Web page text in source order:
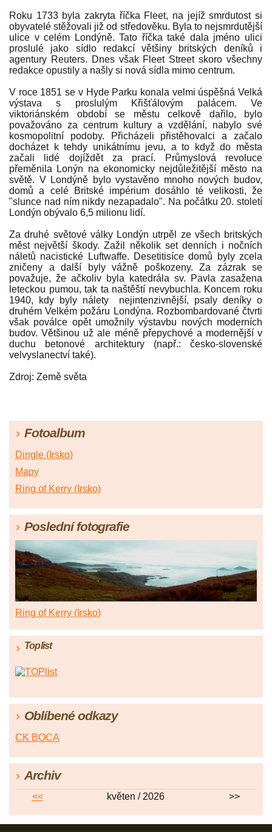
Roku 1733 byla zakryta říčka Fleet, na jejíž smrdutost si
obyvatelé stěžovali již od středověku. Byla to nejsmrdutější
ulice v celém Londýně. Tato říčka také dala jméno ulici
proslulé jako sídlo redakcí většiny britských deníků i
agentury Reuters. Dnes však Fleet Street skoro všechny
redakce opustily a našly si nová sídla mimo centrum.
V roce 1851 se v Hyde Parku konala velmi úspěšná Velká
výstava s proslulým Křišťálovým palácem. Ve
viktoriánském období se městu celkově dařilo, bylo
považováno za centrum kultury a vzdělání, nabylo své
kosmopolitní podoby. Přicházeli přistěhovalci a začalo
docházet k tehdy unikátnímu jevu, a to když do města
začali lidé dojíždět za prací. Průmyslová revoluce
přeměnila Lonýn na ekonomicky nejdůležitější město na
světě. V Londýně bylo vystavěno mnoho nových budov,
domů a celé Britské impérium dosáhlo té velikosti, že
"slunce nad ním nikdy nezapadalo". Na počátku 20. století
Londýn obývalo 6,5 milionu lidí.
Za druhé světové války Londýn utrpěl ze všech britských
měst největší škody. Zažil několik set denních i nočních
náletů nacistické Luftwaffe. Desetitisíce domů byly zcela
zničeny a další byly vážně poškozeny. Za zázrak se
považuje, že ačkoliv byla katedrála sv. Pavla zasažena
leteckou pumou, tak ta naštěští nevybuchla. Koncem roku
1940, kdy byly nálety nejintenzivnější, psaly deníky o
druhém Velkém požáru Londýna. Rozbombardované čtvrti
však poválce opět umožnily výstavbu nových moderních
budov. Většinou už ale méně přepychové a modernější v
duchu betonové architektury (např.: česko-slovenské
velvyslanectví také).
Zdroj: Země světa
Fotoalbum
Dingle (Irsko)
Mapy
Ring of Kerry (Irsko)
Poslední fotografie
Ring of Kerry (Irsko)
Toplist
Oblíbené odkazy
CK BOCA
Archiv
<< květen / 2026 >>